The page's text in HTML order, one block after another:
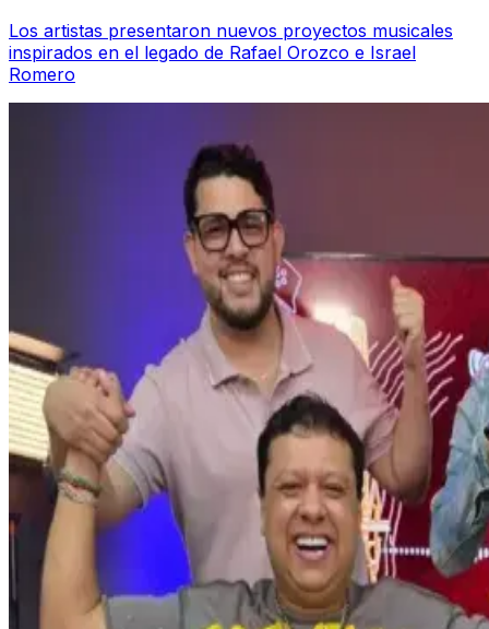
Los artistas presentaron nuevos proyectos musicales
inspirados en el legado de Rafael Orozco e Israel
Romero